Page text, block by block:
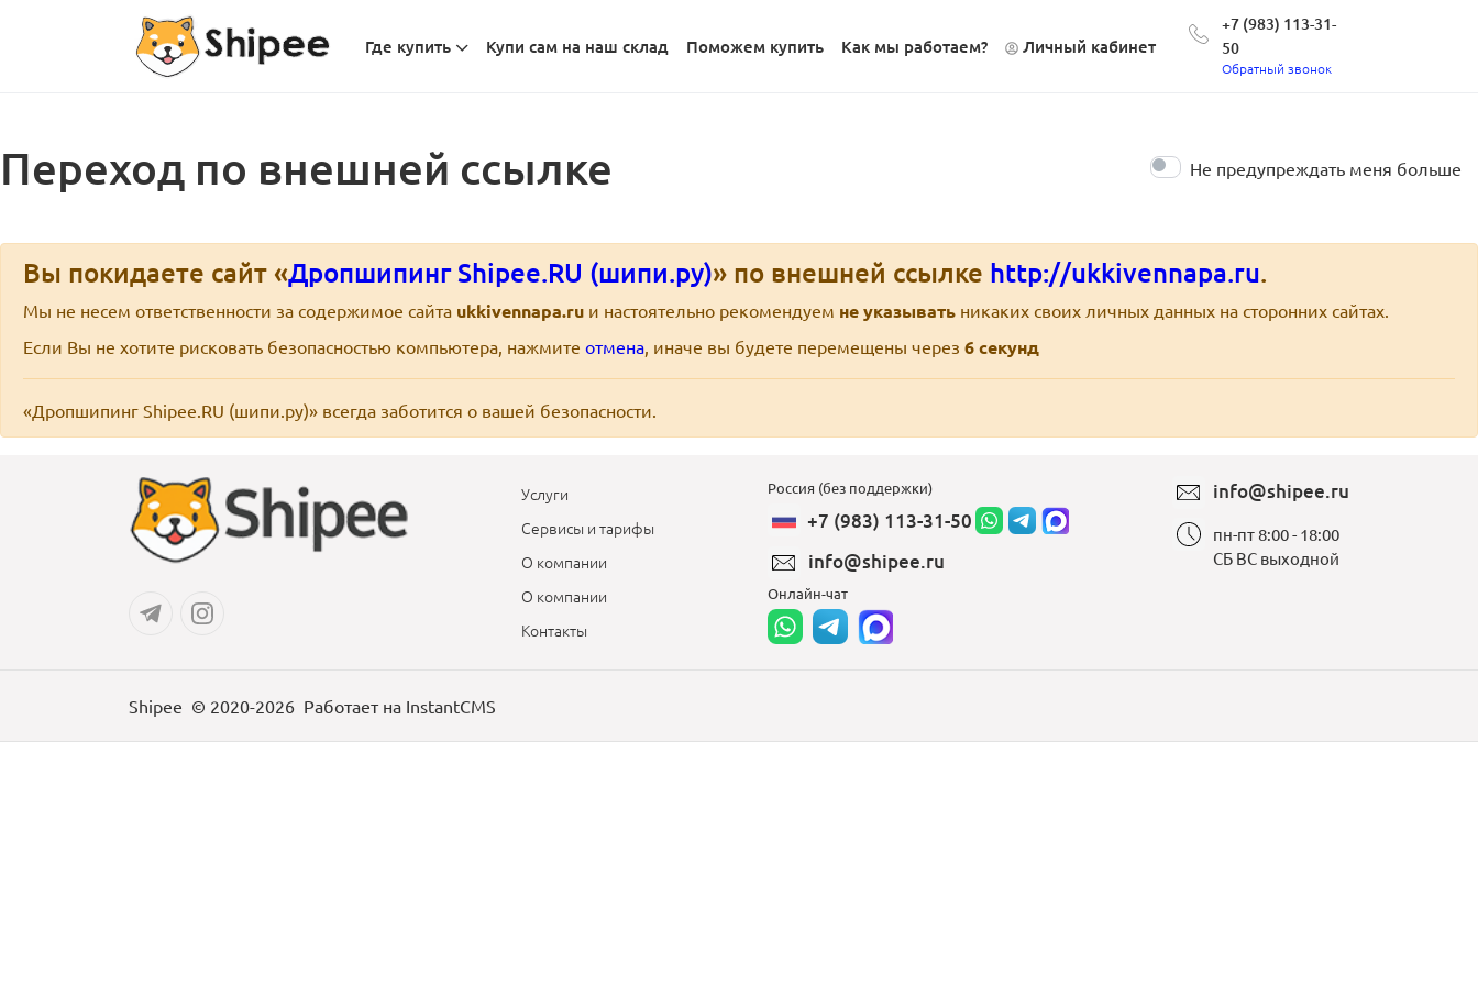
Где купить Купи сам на наш склад Поможем купить Как мы работаем? Личный кабинет
+7 (983) 113-31-
50
Обратный звонок
Переход по внешней ссылке Не предупреждать меня больше
Вы покидаете сайт «Дропшипинг Shipee.RU (шипи.ру)» по внешней ссылке http://ukkivennapa.ru.
Мы не несем ответственности за содержимое сайта ukkivennapa.ru и настоятельно рекомендуем не указывать никаких своих личных данных на сторонних сайтах.
Если Вы не хотите рисковать безопасностью компьютера, нажмите отмена, иначе вы будете перемещены через 6секунд
«Дропшипинг Shipee.RU (шипи.ру)» всегда заботится о вашей безопасности.
Услуги
Сервисы и тарифы
О компании
О компании
Контакты
Россия (без поддержки)
+7 (983) 113-31-50
info@shipee.ru
Онлайн-чат
info@shipee.ru
пн-пт 8:00 - 18:00
СБ ВС выходной
Shipee © 2020-2026 Работает на InstantCMS